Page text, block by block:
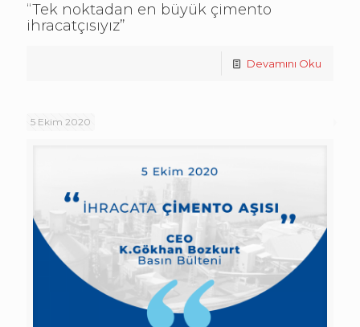
“Tek noktadan en büyük çimento
ihracatçısıyız”
Devamını Oku
5 Ekim 2020